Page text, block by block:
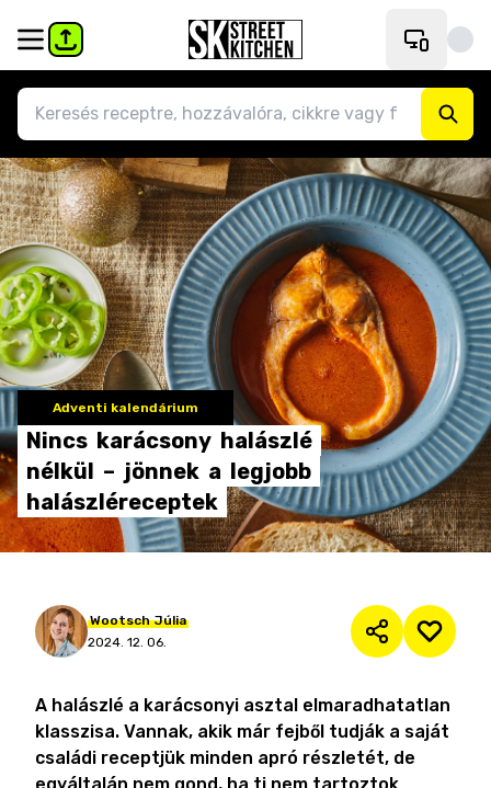
Adventi kalendárium
Nincs karácsony halászlé
nélkül – jönnek a legjobb
halászléreceptek
Wootsch Júlia
2024. 12. 06.
A halászlé a karácsonyi asztal elmaradhatatlan
klasszisa. Vannak, akik már fejből tudják a saját
családi receptjük minden apró részletét, de